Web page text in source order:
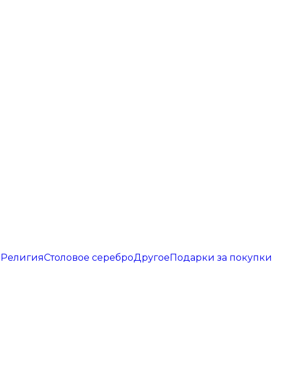
РелигияСтоловое сереброДругоеПодарки за покупки